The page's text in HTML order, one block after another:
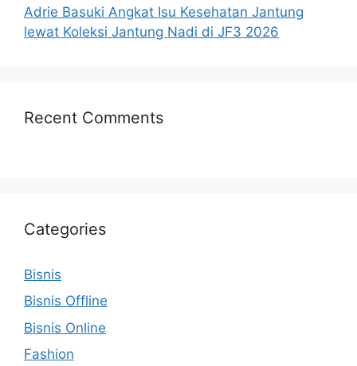
Adrie Basuki Angkat Isu Kesehatan Jantung
lewat Koleksi Jantung Nadi di JF3 2026
Recent Comments
Categories
Bisnis
Bisnis Offline
Bisnis Online
Fashion